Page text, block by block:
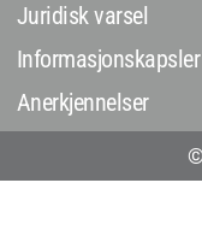
Juridisk varsel
Informasjonskapsler
Anerkjennelser